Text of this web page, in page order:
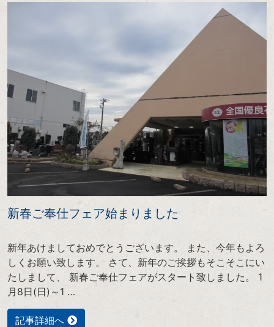
新春ご奉仕フェア始まりました
新年あけましておめでとうございます。 また、今年もよろ
しくお願い致します。 さて、新年のご挨拶もそこそこにい
たしまして、 新春ご奉仕フェアがスタート致しました。 1
月8日(日)～1 …
記事詳細へ